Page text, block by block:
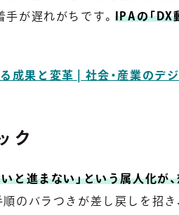
が遅れがちです。 IPAの「DX
る成果と変革 | 社会・産業のデ
ク
と進まない」という属人化が
のバラつきが差し戻しを招き